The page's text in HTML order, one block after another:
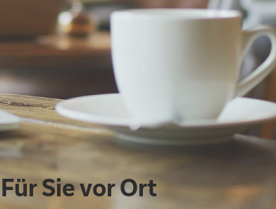
Für Sie vor Ort